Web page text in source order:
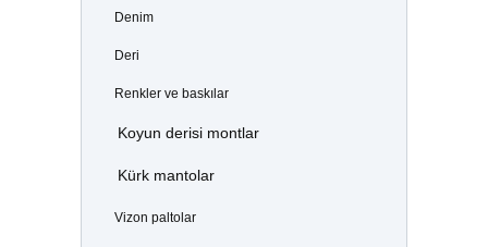
Denim
Deri
Renkler ve baskılar
Koyun derisi montlar
Kürk mantolar
Vizon paltolar